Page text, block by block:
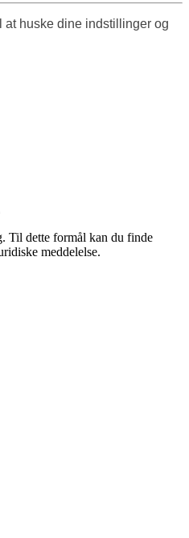
huske dine indstillinger og
Til dette formål kan du finde
meddelelse.